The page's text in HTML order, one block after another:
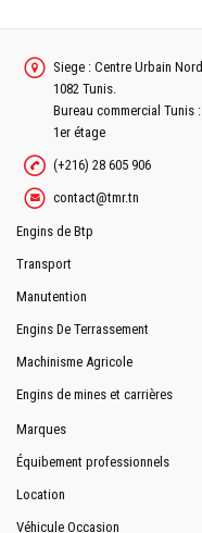
Siege : Centre Urbain
1082 Tunis.
Bureau commercial Tunis
1er étage
(+216) 28 605 906
contact@tmr.tn
Engins de Btp
Transport
Manutention
Engins De Terrassement
Machinisme Agricole
Engins de mines et carrières
Marques
Équibement professionnels
Location
Véhicule Occasion